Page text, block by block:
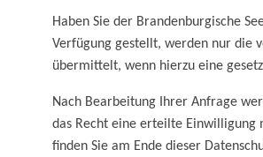
Haben Sie der Brandenburgische
Verfügung gestellt, werden nur die
übermittelt, wenn hierzu eine
Nach Bearbeitung Ihrer Anfrage
das Recht eine erteilte Einwilligung
finden Sie am Ende dieser